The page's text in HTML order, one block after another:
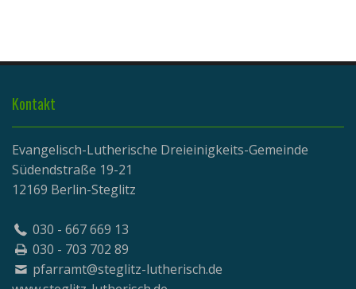
Kontakt
Evangelisch-Lutherische Dreieinigkeits-Gemeinde
Südendstraße 19-21
12169 Berlin-Steglitz
030 - 667 669 13
030 - 703 702 89
pfarramt@steglitz-lutherisch.de